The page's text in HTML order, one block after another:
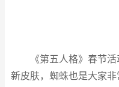
《第五人格》春节
新皮肤，蜘蛛也是大家